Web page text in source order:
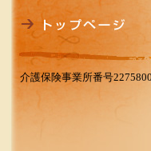
介護保険事業所番号